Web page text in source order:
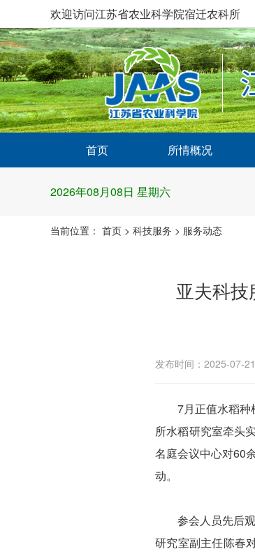
欢迎访问江苏省农业科学院宿迁农科所
首页 所情概况
2026年08月08日 星期六
当前位置： 首页 > 科技服务 > 服务动态
亚夫科
发布时间：2025-07-
7月正值水稻
所水稻研究室牵头
名庭会议中心对60
动。
参会人员先后
研究室副主任陈春